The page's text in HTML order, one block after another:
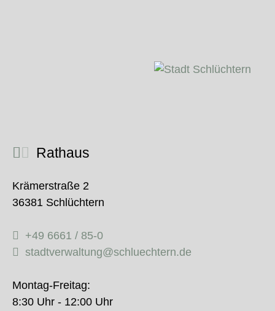
Rathaus
Krämerstraße 2
36381 Schlüchtern
+49 6661 / 85-0
stadtverwaltung@schluechtern.de
Montag-Freitag:
8:30 Uhr - 12:00 Uhr